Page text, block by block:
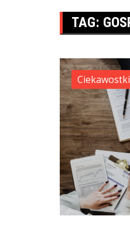
TAG:
Ciekawostki